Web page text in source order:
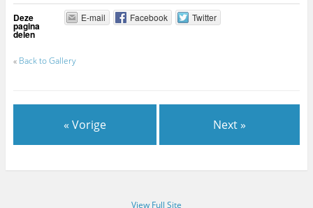
Deze
pagina
delen
E-mail Facebook Twitter
« Back to Gallery
« Vorige Next »
View Full Site